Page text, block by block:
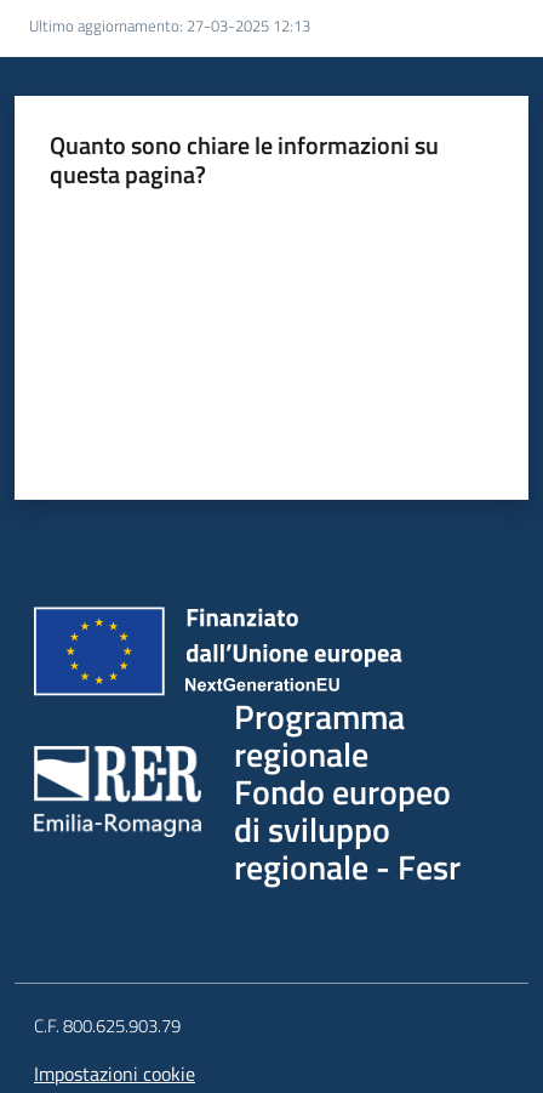
Ultimo aggiornamento: 27-03-2025 12:13
Quanto sono chiare le informazioni su
questa pagina?
Programma
regionale
Fondo europeo
di sviluppo
regionale - Fesr
C.F. 800.625.903.79
Impostazioni cookie